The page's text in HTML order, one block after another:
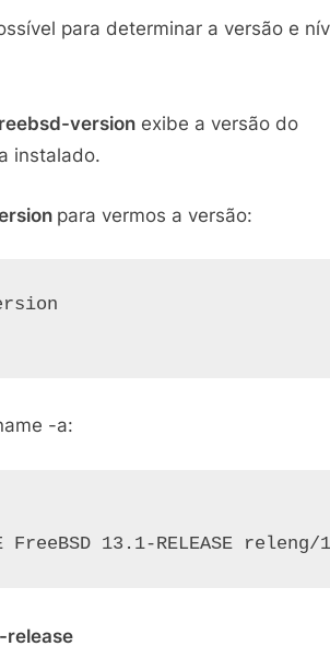
Versão
para determinar a versão e
version exibe a versão do
instalado.
para vermos a versão:
-a:
FreeBSD 13.1-RELEASE releng/
release